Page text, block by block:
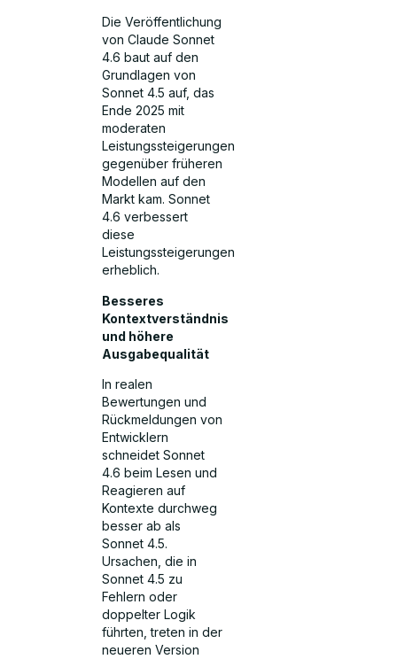
Die Veröffentlichung
von Claude Sonnet
4.6 baut auf den
Grundlagen von
Sonnet 4.5 auf, das
Ende 2025 mit
moderaten
Leistungssteigerungen
gegenüber früheren
Modellen auf den
Markt kam. Sonnet
4.6 verbessert
diese
Leistungssteigerungen
erheblich.
Besseres
Kontextverständnis
und höhere
Ausgabequalität
In realen
Bewertungen und
Rückmeldungen von
Entwicklern
schneidet Sonnet
4.6 beim Lesen und
Reagieren auf
Kontexte durchweg
besser ab als
Sonnet 4.5.
Ursachen, die in
Sonnet 4.5 zu
Fehlern oder
doppelter Logik
führten, treten in der
neueren Version